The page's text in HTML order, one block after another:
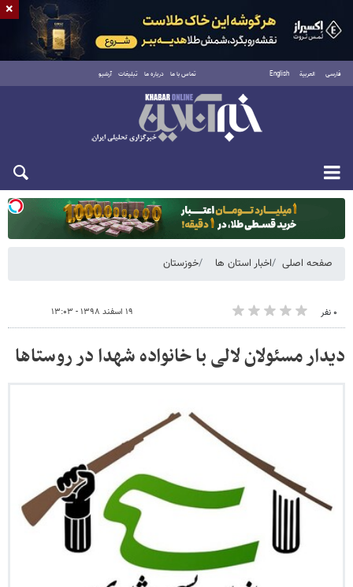
فارسی العربية English تماس با ما درباره ما تبلیغات آرشیو
یکشنبه ۱۸ مرداد ۱۴۰۵
صفحه اصلی اخبار استان ها خوزستان
۰ نفر ۱۹ اسفند ۱۳۹۸ - ۱۳:۰۳
دیدار مسئولان لالی با خانواده شهدا در روستاها
×